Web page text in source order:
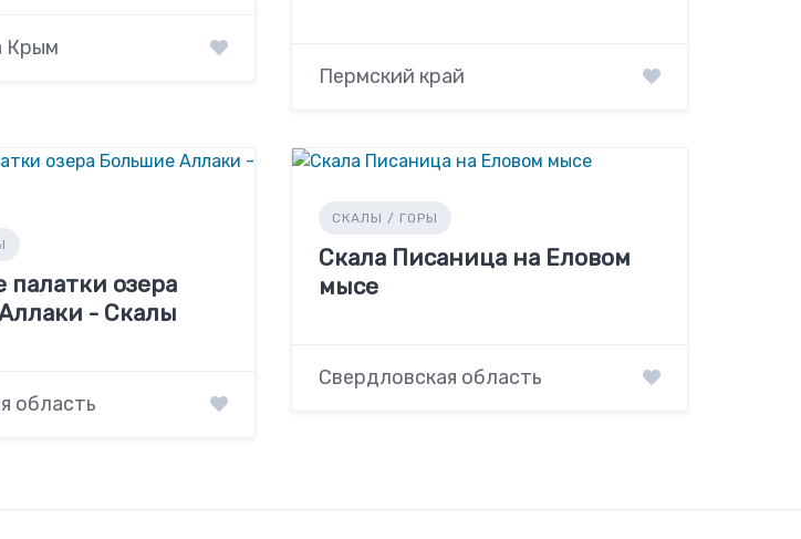
Крым
Пермский край
озера
- Скалы
область
СКАЛЫ / ГОРЫ
Скала Писаница на Еловом
мысе
Свердловская область